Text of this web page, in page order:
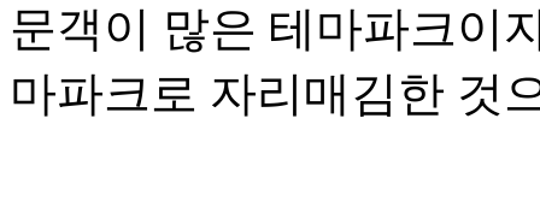
문객이 많은 테마파크이
마파크로 자리매김한 것